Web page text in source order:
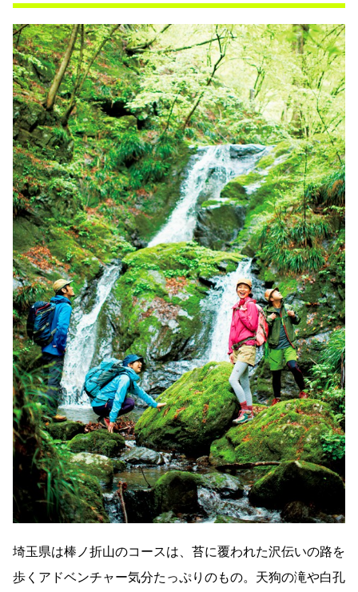
埼玉県は棒ノ折山のコースは、苔に覆われた沢伝いの路を
歩くアドベンチャー気分たっぷりのもの。天狗の滝や白孔